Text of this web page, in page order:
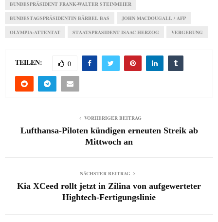
BUNDESPRÄSIDENT FRANK-WALTER STEINMEIER
BUNDESTAGSPRÄSIDENTIN BÄRBEL BAS JOHN MACDOUGALL / AFP
OLYMPIA-ATTENTAT STAATSPRÄSIDENT ISAAC HERZOG VERGEBUNG
TEILEN: 0
VORHERIGER BEITRAG
Lufthansa-Piloten kündigen erneuten Streik ab
Mittwoch an
NÄCHSTER BEITRAG
Kia XCeed rollt jetzt in Zilina von aufgewerteter
Hightech-Fertigungslinie